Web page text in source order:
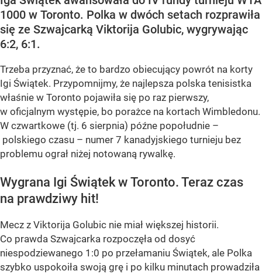
1000 w Toronto. Polka w dwóch setach rozprawiła
się ze Szwajcarką Viktorija Golubic, wygrywając
6:2, 6:1.
Trzeba przyznać, że to bardzo obiecujący powrót na korty
Igi Świątek. Przypomnijmy, że najlepsza polska tenisistka
właśnie w Toronto pojawiła się po raz pierwszy,
w oficjalnym występie, bo porażce na kortach Wimbledonu.
W czwartkowe (tj. 6 sierpnia) późne popołudnie –
polskiego czasu – numer 7 kanadyjskiego turnieju bez
problemu ograł niżej notowaną rywalkę.
Wygrana Igi Świątek w Toronto. Teraz czas
na prawdziwy hit!
Mecz z Viktorija Golubic nie miał większej historii.
Co prawda Szwajcarka rozpoczęła od dosyć
niespodziewanego 1:0 po przełamaniu Świątek, ale Polka
szybko uspokoiła swoją grę i po kilku minutach prowadziła